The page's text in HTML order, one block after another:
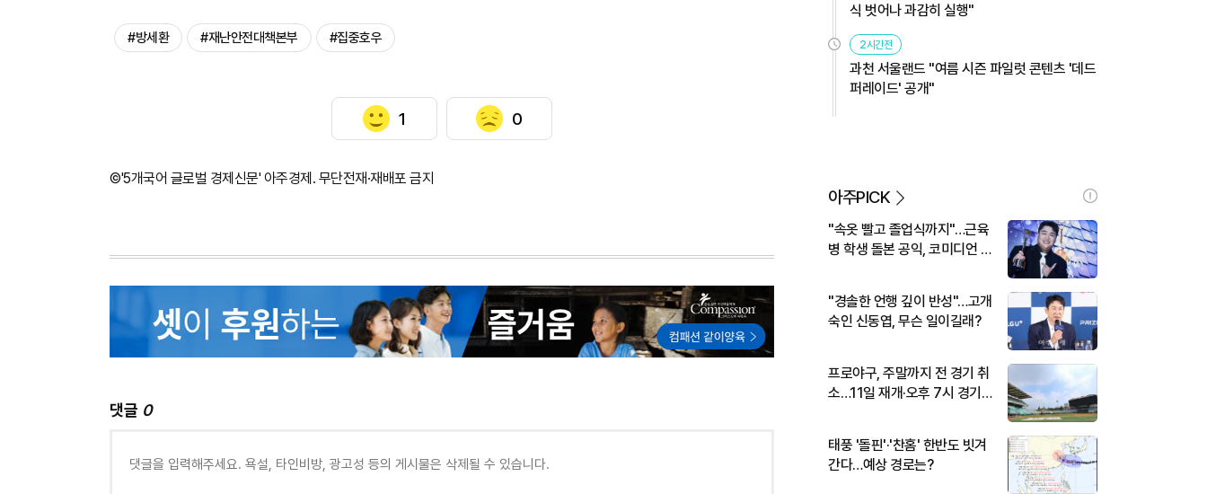
#방세환 #재난안전대책본부 #집중호우
1 0
©'5개국어 글로벌 경제신문' 아주경제. 무단전재·재배포 금지
댓글 0
식 벗어나 과감히 실행"
2시간전
과천 서울랜드 "여름 시즌 파일럿 콘텐츠 '데드
퍼레이드' 공개"
아주PICK
"속옷 빨고 졸업식까지"…근육
병 학생 돌본 공익, 코미디언 김
"경솔한 언행 깊이 반성"…고개
숙인 신동엽, 무슨 일이길래?
프로야구, 주말까지 전 경기 취
소…11일 재개·오후 7시 경기
태풍 '돌핀'·'찬홈' 한반도 빗겨
간다…예상 경로는?